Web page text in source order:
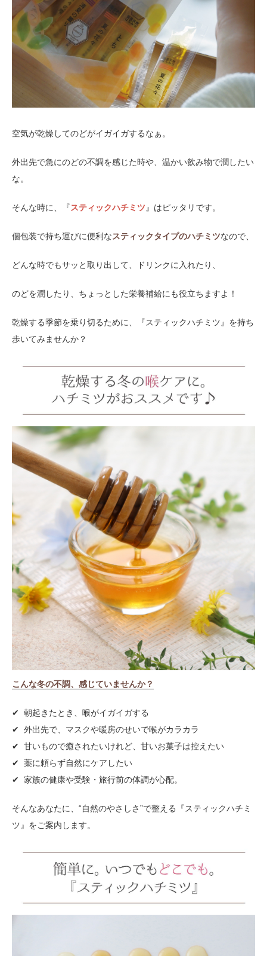
空気が乾燥してのどがイガイガするなぁ。
外出先で急にのどの不調を感じた時や、温かい飲み物で潤したい
な。
そんな時に、『スティックハチミツ 』はピッタリです。
個包装で持ち運びに便利なスティックタイプのハチミツなので、
どんな時でもサッと取り出して、ドリンクに入れたり、
のどを潤したり、ちょっとした栄養補給にも役立ちますよ！
乾燥する季節を乗り切るために、『スティックハチミツ』を持ち
歩いてみませんか？
こんな冬の不調、感じていませんか？
✔ 朝起きたとき、喉がイガイガする
✔ 外出先で、マスクや暖房のせいで喉がカラカラ
✔ 甘いもので癒されたいけれど、甘いお菓子は控えたい
✔ 薬に頼らず自然にケアしたい
✔ 家族の健康や受験・旅行前の体調が心配。
そんなあなたに、“自然のやさしさ”で整える『スティックハチミ
ツ』をご案内します。